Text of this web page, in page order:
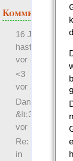
Kommentare
16 Jahre
hast Recht …
vor 31 Wochen
<3
vor 34 Wochen
Danke für das
&lt;3
vor 1 Jahr 48
Re: Hi Ich bin
in